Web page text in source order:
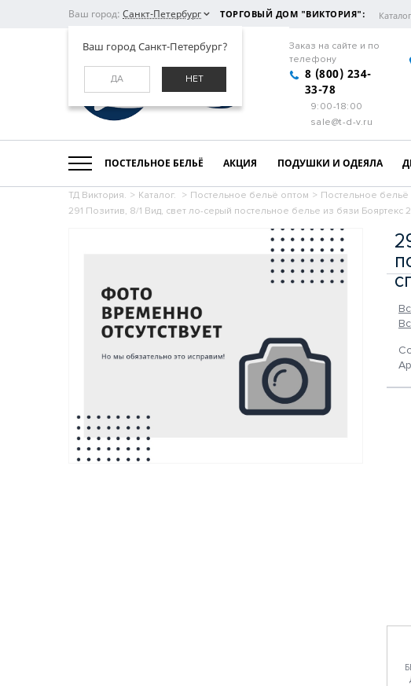
Ваш город: Санкт-Петербург
Ваш город Санкт-Петербург?
ДА НЕТ
ТОРГОВЫЙ ДОМ "ВИКТОРИЯ": Каталог
Заказ на сайте и по
телефону
8 (800) 234-
33-78
9:00-18:00
sale@t-d-v.ru
ПОСТЕЛЬНОЕ БЕЛЬЁ АКЦИЯ ПОДУШКИ И ОДЕЯЛА
ТД Виктория. > Каталог. > Постельное бельё оптом > Постельное бельё
291 Позитив, 8/1 Вид, свет ло-серый постельное белье из бязи Бояртекс